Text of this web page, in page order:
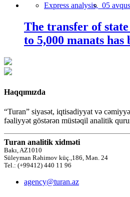
Express analysis, 05
The transfer of
to 5,000 manats
Haqqımızda
“Turan” siyasət, iqtisadiyyat və
fəaliyyət göstərən müstəqil analitik
Turan analitik xidməti
Bakı, AZ1010
Süleyman Rəhimov küç.,186, Mən. 24
Tel.: (+99412) 440 11 96
agency@turan.az